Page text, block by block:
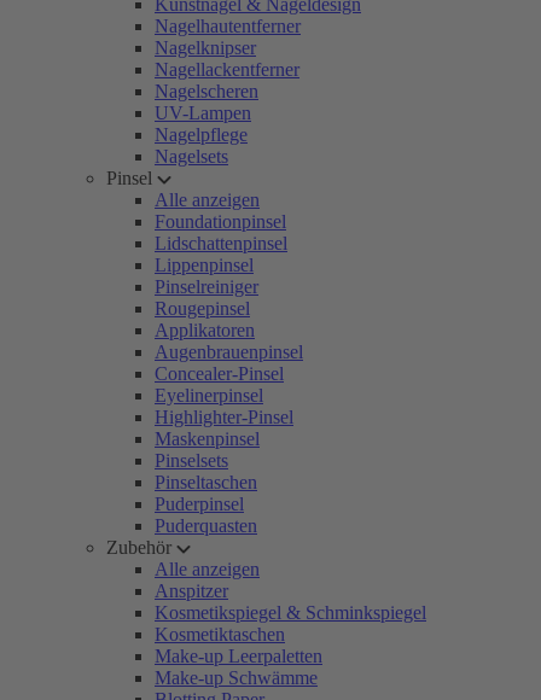
Kunstnägel & Nageldesign
Nagelhautentferner
Nagelknipser
Nagellackentferner
Nagelscheren
UV-Lampen
Nagelpflege
Nagelsets
Pinsel
Alle anzeigen
Foundationpinsel
Lidschattenpinsel
Lippenpinsel
Pinselreiniger
Rougepinsel
Applikatoren
Augenbrauenpinsel
Concealer-Pinsel
Eyelinerpinsel
Highlighter-Pinsel
Maskenpinsel
Pinselsets
Pinseltaschen
Puderpinsel
Puderquasten
Zubehör
Alle anzeigen
Anspitzer
Kosmetikspiegel & Schminkspiegel
Kosmetiktaschen
Make-up Leerpaletten
Make-up Schwämme